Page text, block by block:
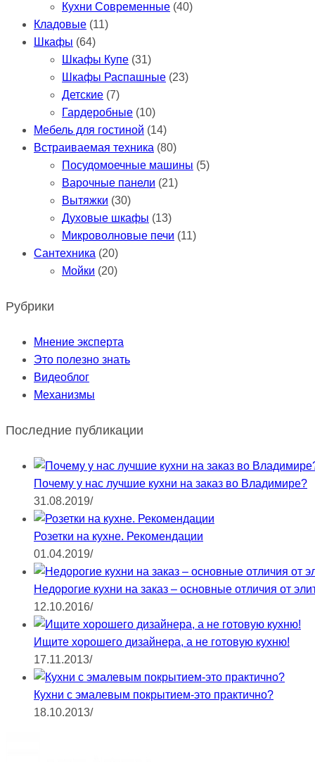
Кухни Современные (40)
Кладовые (11)
Шкафы (64)
Шкафы Купе (31)
Шкафы Распашные (23)
Детские (7)
Гардеробные (10)
Мебель для гостиной (14)
Встраиваемая техника (80)
Посудомоечные машины (5)
Варочные панели (21)
Вытяжки (30)
Духовые шкафы (13)
Микроволновые печи (11)
Сантехника (20)
Мойки (20)
Рубрики
Мнение эксперта
Это полезно знать
Видеоблог
Механизмы
Последние публикации
Почему у нас лучшие кухни на заказ во Владимире?
31.08.2019/
Розетки на кухне. Рекомендации
01.04.2019/
Недорогие кухни на заказ – основные отличия от
12.10.2016/
Ищите хорошего дизайнера, а не готовую кухню!
17.11.2013/
Кухни с эмалевым покрытием-это практично?
18.10.2013/